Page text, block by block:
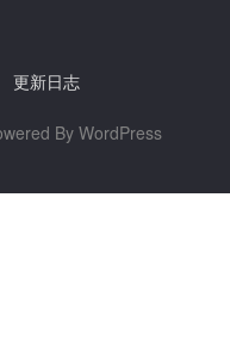
更新日志
By WordPress